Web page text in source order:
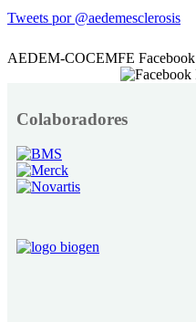
Tweets por @aedemesclerosis
AEDEM-COCEMFE Facebook
Colaboradores